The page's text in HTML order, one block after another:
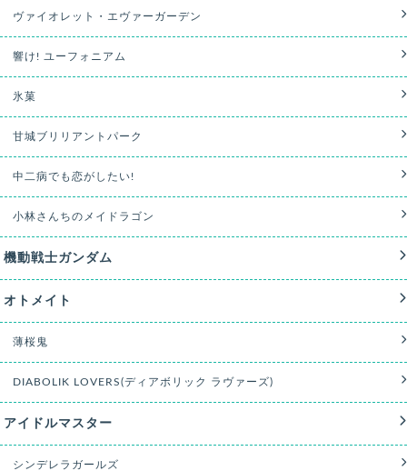
ヴァイオレット・エヴァーガーデン
響け! ユーフォニアム
氷菓
甘城ブリリアントパーク
中二病でも恋がしたい!
小林さんちのメイドラゴン
機動戦士ガンダム
オトメイト
薄桜鬼
DIABOLIK LOVERS(ディアボリック ラヴァーズ)
アイドルマスター
シンデレラガールズ